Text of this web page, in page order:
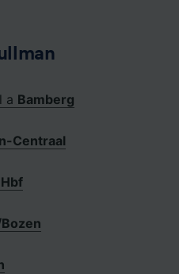
a Bamberg
Centraal